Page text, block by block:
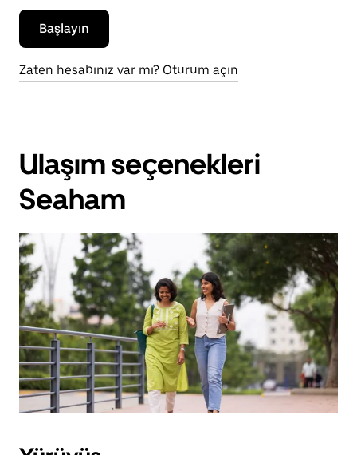
Başlayın
Zaten hesabınız var mı? Oturum açın
Ulaşım seçenekleri
Seaham